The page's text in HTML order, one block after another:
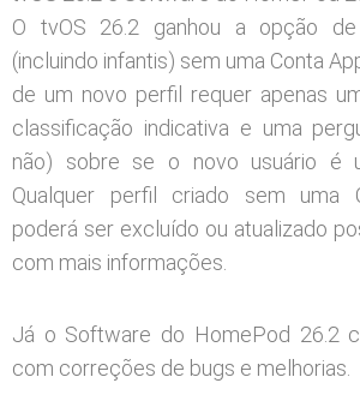
O tvOS 26.2 ganhou a opção
(incluindo infantis) sem uma Conta
de um novo perfil requer apenas
classificação indicativa e uma
não) sobre se o novo usuário é
Qualquer perfil criado sem uma
poderá ser excluído ou atualizado
com mais informações.
Já o Software do HomePod 26.2
com correções de bugs e melhorias.